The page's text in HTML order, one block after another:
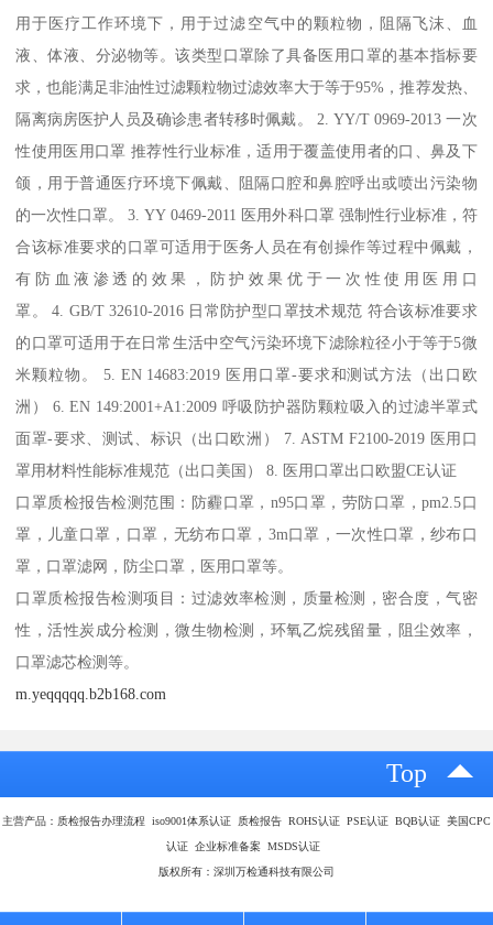
用于医疗工作环境下，用于过滤空气中的颗粒物，阻隔飞沫、血
液、体液、分泌物等。该类型口罩除了具备医用口罩的基本指标要
求，也能满足非油性过滤颗粒物过滤效率大于等于95%，推荐发热、
隔离病房医护人员及确诊患者转移时佩戴。 2. YY/T 0969-2013 一次
性使用医用口罩 推荐性行业标准，适用于覆盖使用者的口、鼻及下
颌，用于普通医疗环境下佩戴、阻隔口腔和鼻腔呼出或喷出污染物
的一次性口罩。 3. YY 0469-2011 医用外科口罩 强制性行业标准，符
合该标准要求的口罩可适用于医务人员在有创操作等过程中佩戴，
有防血液渗透的效果，防护效果优于一次性使用医用口
罩。 4. GB/T 32610-2016 日常防护型口罩技术规范 符合该标准要求
的口罩可适用于在日常生活中空气污染环境下滤除粒径小于等于5微
米颗粒物。 5. EN 14683:2019 医用口罩-要求和测试方法（出口欧
洲） 6. EN 149:2001+A1:2009 呼吸防护器防颗粒吸入的过滤半罩式
面罩-要求、测试、标识（出口欧洲） 7. ASTM F2100-2019 医用口
罩用材料性能标准规范（出口美国） 8. 医用口罩出口欧盟CE认证
口罩质检报告检测范围：防霾口罩，n95口罩，劳防口罩，pm2.5口
罩，儿童口罩，口罩，无纺布口罩，3m口罩，一次性口罩，纱布口
罩，口罩滤网，防尘口罩，医用口罩等。
口罩质检报告检测项目：过滤效率检测，质量检测，密合度，气密
性，活性炭成分检测，微生物检测，环氧乙烷残留量，阻尘效率，
口罩滤芯检测等。
m.yeqqqqq.b2b168.com
Top
主营产品：质检报告办理流程 iso9001体系认证 质检报告 ROHS认证 PSE认证 BQB认证 美国CPC
认证 企业标准备案 MSDS认证
版权所有：深圳万检通科技有限公司